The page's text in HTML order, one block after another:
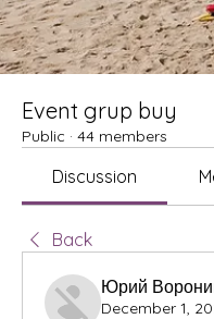
Event grup buy
Public · 44 members
Discussion
Back
Юрий
December 1,